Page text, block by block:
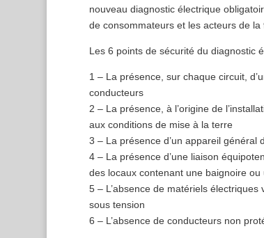
nouveau diagnostic électrique
de consommateurs et les acteurs de la
Les 6 points de sécurité du diagnostic
1 – La présence, sur chaque circuit,
conducteurs
2 – La présence, à l’origine de
aux conditions de mise à la terre
3 – La présence d’un appareil
4 – La présence d’une liaison
des locaux contenant une baignoire ou
5 – L’absence de matériels
sous tension
6 – L’absence de conducteurs non